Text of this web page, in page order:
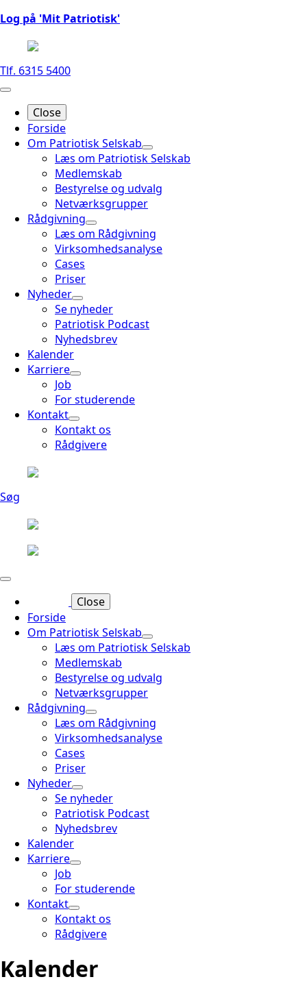
Log på 'Mit Patriotisk'
Tlf. 6315 5400
Close
Forside
Om Patriotisk Selskab
Læs om Patriotisk Selskab
Medlemskab
Bestyrelse og udvalg
Netværksgrupper
Rådgivning
Læs om Rådgivning
Virksomhedsanalyse
Cases
Priser
Nyheder
Se nyheder
Patriotisk Podcast
Nyhedsbrev
Kalender
Karriere
Job
For studerende
Kontakt
Kontakt os
Rådgivere
Søg
Close
Forside
Om Patriotisk Selskab
Læs om Patriotisk Selskab
Medlemskab
Bestyrelse og udvalg
Netværksgrupper
Rådgivning
Læs om Rådgivning
Virksomhedsanalyse
Cases
Priser
Nyheder
Se nyheder
Patriotisk Podcast
Nyhedsbrev
Kalender
Karriere
Job
For studerende
Kontakt
Kontakt os
Rådgivere
Kalender